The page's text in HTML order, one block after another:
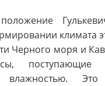
климата
Черного моря и
поступающие
влажностью. Это